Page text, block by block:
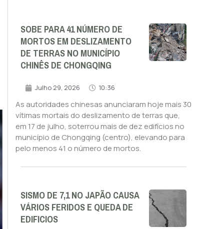
SOBE PARA 41 NÚMERO DE
MORTOS EM DESLIZAMENTO
DE TERRAS NO MUNICÍPIO
CHINÊS DE CHONGQING
Julho 29, 2026 10:36
As autoridades chinesas anunciaram hoje mais 30
vítimas mortais do deslizamento de terras que,
em 17 de julho, soterrou mais de dez edifícios no
município de Chongqing (centro), elevando para
pelo menos 41 o número de mortos.
SISMO DE 7,1 NO JAPÃO CAUSA
VÁRIOS FERIDOS E QUEDA DE
EDIFICIOS